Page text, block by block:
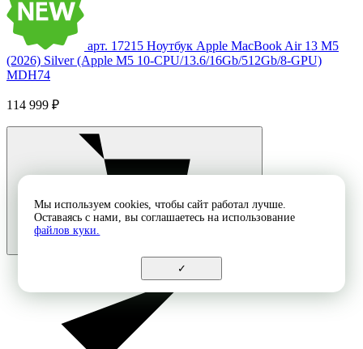
арт. 17215 Ноутбук Apple MacBook Air 13 M5
(2026) Silver (Apple M5 10-CPU/13.6/16Gb/512Gb/8-GPU)
MDH74
114 999 ₽
Мы используем cookies, чтобы сайт работал лучше.
Оставаясь с нами, вы соглашаетесь на использование
файлов куки.
✓